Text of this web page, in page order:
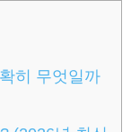
히 무엇일까